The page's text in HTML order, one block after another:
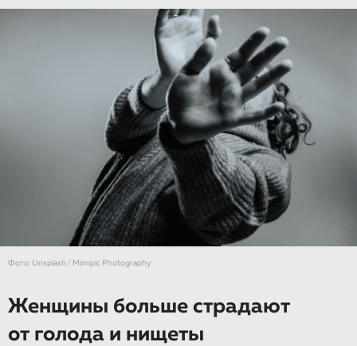
Фото: Unsplash / Mimipic Photography
Женщины больше страдают
от голода и нищеты